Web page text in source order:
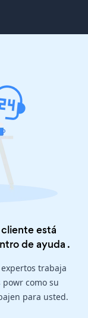
está
de ayuda .
trabaja
como su
para usted.